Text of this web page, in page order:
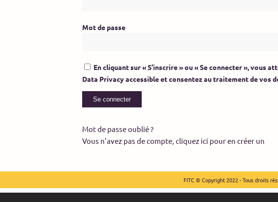
Mot de passe
En cliquant sur « S’inscrire » ou « Se connecter », vous
Data Privacy accessible et consentez au traitement de vos
Mot de passe oublié ?
Vous n'avez pas de compte, cliquez ici pour en créer un
FITC © Copyright 2022 - Tous droits